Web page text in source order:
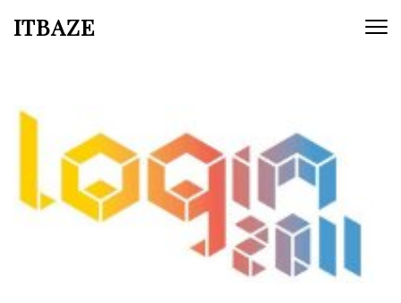
ITBAZE